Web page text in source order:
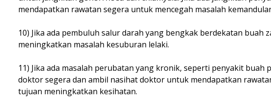
mendapatkan rawatan segera untuk mencegah masalah
10) Jika ada pembuluh salur darah yang bengkak berdekatan buah
meningkatkan masalah kesuburan lelaki.
11) Jika ada masalah perubatan yang kronik, seperti penyakit
doktor segera dan ambil nasihat doktor untuk mendapatkan
tujuan meningkatkan kesihatan.